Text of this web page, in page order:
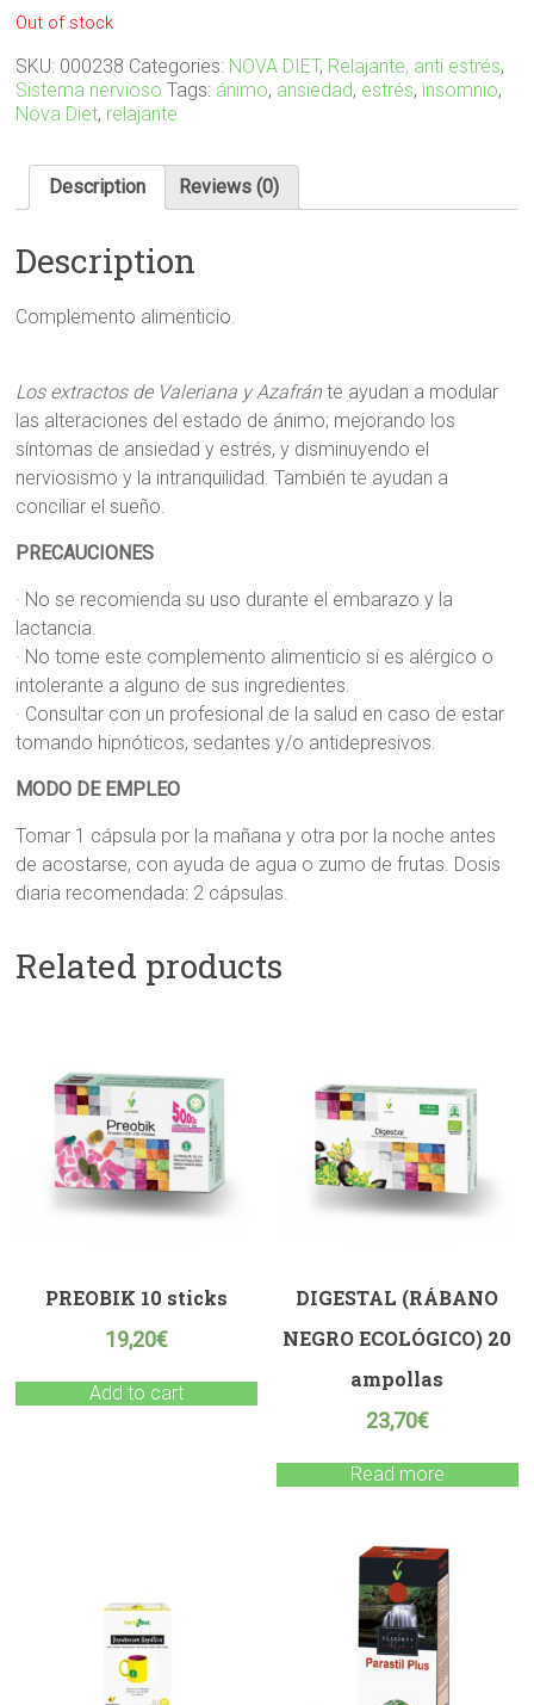
Out of stock
SKU: 000238 Categories: NOVA DIET, Relajante, anti estrés,
Sistema nervioso Tags: ánimo, ansiedad, estrés, insomnio,
Nova Diet, relajante
Description Reviews (0)
Description
Complemento alimenticio.
Los extractos de Valeriana y Azafrán te ayudan a modular
las alteraciones del estado de ánimo; mejorando los
síntomas de ansiedad y estrés, y disminuyendo el
nerviosismo y la intranquilidad. También te ayudan a
conciliar el sueño.
PRECAUCIONES
· No se recomienda su uso durante el embarazo y la
lactancia.
· No tome este complemento alimenticio si es alérgico o
intolerante a alguno de sus ingredientes.
· Consultar con un profesional de la salud en caso de estar
tomando hipnóticos, sedantes y/o antidepresivos.
MODO DE EMPLEO
Tomar 1 cápsula por la mañana y otra por la noche antes
de acostarse, con ayuda de agua o zumo de frutas. Dosis
diaria recomendada: 2 cápsulas.
Related products
PREOBIK 10 sticks
19,20€
Add to cart
DIGESTAL (RÁBANO
NEGRO ECOLÓGICO) 20
ampollas
23,70€
Read more